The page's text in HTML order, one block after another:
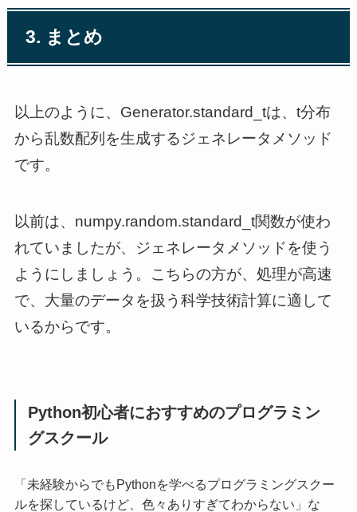
3. まとめ
以上のように、Generator.standard_tは、t分布
から乱数配列を生成するジェネレータメソッド
です。
以前は、numpy.random.standard_t関数が使わ
れていましたが、ジェネレータメソッドを使う
ようにしましょう。こちらの方が、処理が高速
で、大量のデータを扱う科学技術計算に適して
いるからです。
Python初心者におすすめのプログラミン
グスクール
「未経験からでもPythonを学べるプログラミングスクー
ルを探しているけど、色々ありすぎてわからない」な